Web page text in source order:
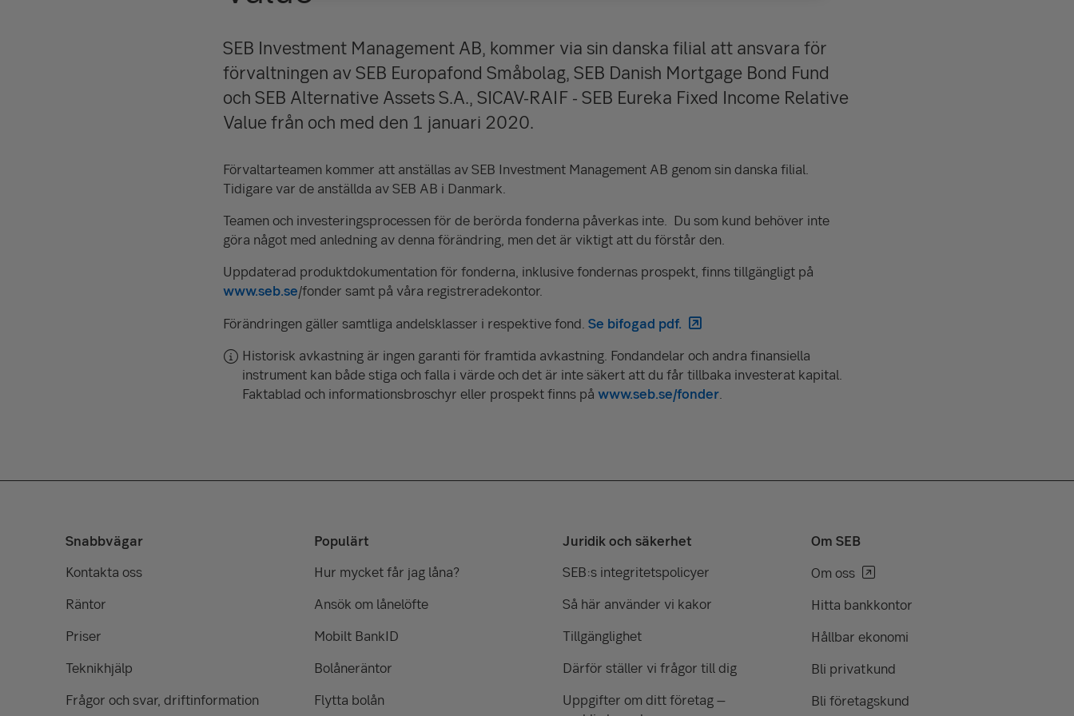
SEB Investment Management AB, kommer via sin danska filial att ansvara för
förvaltningen av SEB Europafond Småbolag, SEB Danish Mortgage Bond Fund
och SEB Alternative Assets S.A., SICAV-RAIF - SEB Eureka Fixed Income Relative
Value från och med den 1 januari 2020.
Förvaltarteamen kommer att anställas av SEB Investment Management AB genom sin danska filial.
Tidigare var de anställda av SEB AB i Danmark.
Teamen och investeringsprocessen för de berörda fonderna påverkas inte. Du som kund behöver inte
göra något med anledning av denna förändring, men det är viktigt att du förstår den.
Uppdaterad produktdokumentation för fonderna, inklusive fondernas prospekt, finns tillgängligt på
www.seb.se/fonder samt på våra registreradekontor.
Förändringen gäller samtliga andelsklasser i respektive fond. Se bifogad pdf.
Historisk avkastning är ingen garanti för framtida avkastning. Fondandelar och andra finansiella
instrument kan både stiga och falla i värde och det är inte säkert att du får tillbaka investerat kapital.
Faktablad och informationsbroschyr eller prospekt finns på www.seb.se/fonder.
Snabbvägar
Kontakta oss
Räntor
Priser
Teknikhjälp
Frågor och svar, driftinformation
Populärt
Hur mycket får jag låna?
Ansök om lånelöfte
Mobilt BankID
Bolåneräntor
Flytta bolån
Juridik och säkerhet
SEB:s integritetspolicyer
Så här använder vi kakor
Tillgänglighet
Därför ställer vi frågor till dig
Uppgifter om ditt företag –
Om SEB
Om oss
Hitta bankkontor
Hållbar ekonomi
Bli privatkund
Bli företagskund